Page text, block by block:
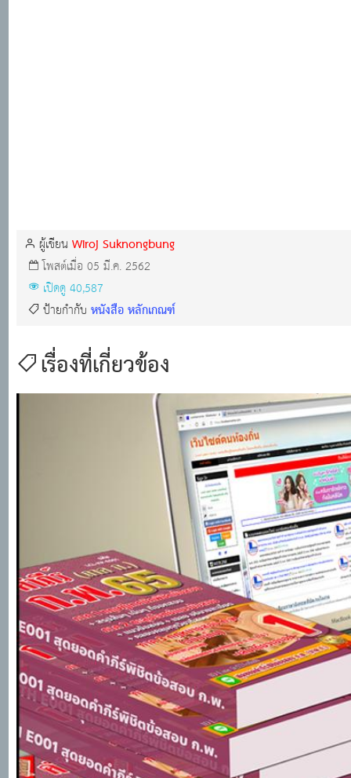
ผู้เขียนWiroj Suknongbung
โพสต์เมื่อ 05 มี.ค. 2562
เปิดดู 40,587
ป้ายกำกับหนังสือ หลักเกณฑ์
เรื่องที่เกี่ยวข้อง